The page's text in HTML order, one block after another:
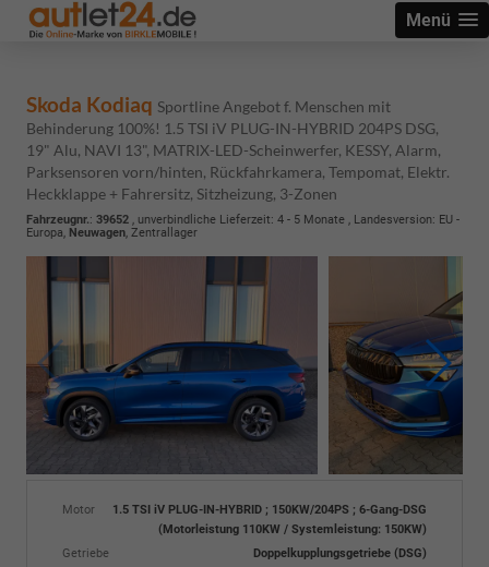
Menü
Skoda Kodiaq Sportline Angebot f. Menschen mit
Behinderung 100%! 1.5 TSI iV PLUG-IN-HYBRID 204PS DSG,
19" Alu, NAVI 13", MATRIX-LED-Scheinwerfer, KESSY, Alarm,
Parksensoren vorn/hinten, Rückfahrkamera, Tempomat, Elektr.
Heckklappe + Fahrersitz, Sitzheizung, 3-Zonen
Fahrzeugnr.: 39652 , unverbindliche Lieferzeit: 4 - 5 Monate , Landesversion: EU -
Europa, Neuwagen, Zentrallager
Motor
1.5 TSI iV PLUG-IN-HYBRID ; 150KW/204PS ; 6-Gang-DSG
(Motorleistung 110KW / Systemleistung: 150KW)
Getriebe
Doppelkupplungsgetriebe (DSG)